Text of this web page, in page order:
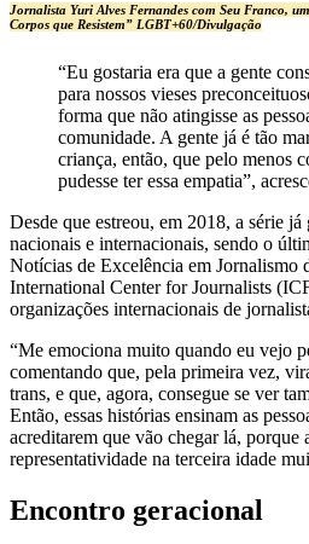
Jornalista Yuri Alves Fernandes com Seu Franco,
Corpos que Resistem” LGBT+60/Divulgação
“Eu gostaria era que a gente
para nossos vieses
forma que não atingisse as
comunidade. A gente já é tão
criança, então, que pelo menos
pudesse ter essa empatia”,
Desde que estreou, em 2018, a série
nacionais e internacionais, sendo o
Notícias de Excelência em Jornalismo
International Center for Journalists
organizações internacionais de
“Me emociona muito quando eu vejo
comentando que, pela primeira vez,
trans, e que, agora, consegue se ver
Então, essas histórias ensinam as
acreditarem que vão chegar lá, porque
representatividade na terceira idade
Encontro geracional